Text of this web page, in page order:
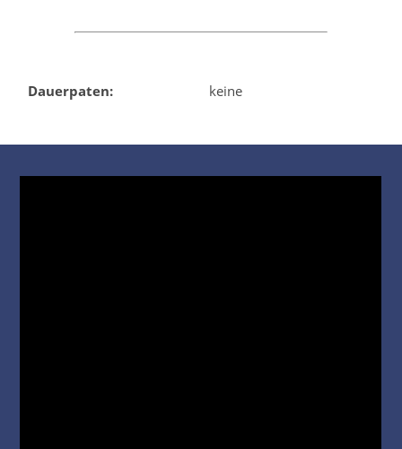
Dauerpaten: keine